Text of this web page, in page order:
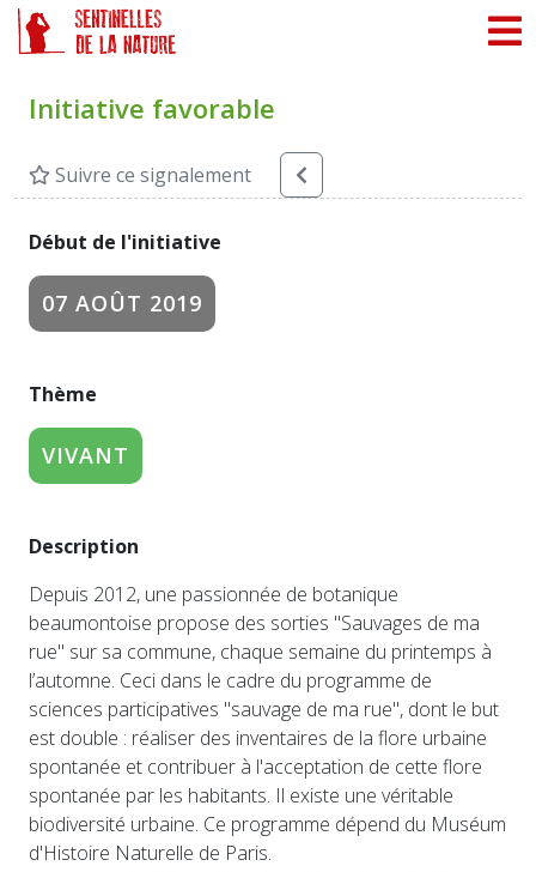
Initiative favorable
Suivre ce signalement
Début de l'initiative
07 AOÛT 2019
Thème
VIVANT
Description
Depuis 2012, une passionnée de botanique
beaumontoise propose des sorties "Sauvages de ma
rue" sur sa commune, chaque semaine du printemps à
l’automne. Ceci dans le cadre du programme de
sciences participatives "sauvage de ma rue", dont le but
est double : réaliser des inventaires de la flore urbaine
spontanée et contribuer à l'acceptation de cette flore
spontanée par les habitants. Il existe une véritable
biodiversité urbaine. Ce programme dépend du Muséum
d'Histoire Naturelle de Paris.
Panneau de gestion des cookies